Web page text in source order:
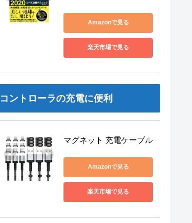
Amazonで見る
楽天市場で見る
コントローラの充電に便利
マグネット 充電ケーブル
Amazonで見る
楽天市場で見る